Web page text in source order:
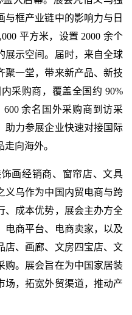
框产业链中的影响力与日
平方米，设置 2000 余个
展示空间。届时，来自全球
聚一堂，带来新产品、新技
采购商，覆盖全国约 90%
余名国外采购商到访采
助力参展企业快速对接国际
向海外。
画经销商、窗帘店、文具
义乌作为中国内贸电商与跨
、成本优势，展会主办方全
电商平台、电商卖家，以及
店、画廊、文房四宝店、文
购。展会旨在为中国家居装
场，拓宽外贸渠道，推动产